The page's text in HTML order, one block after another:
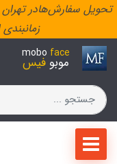
تحویل سفارش‌هادر
mobo face
موبو فیس